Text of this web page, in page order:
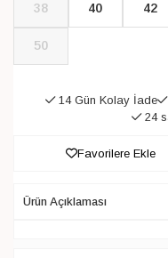
38 40 42
50
14 Gün Kolay İade
24
Favorilere Ekle
Ürün Açıklaması